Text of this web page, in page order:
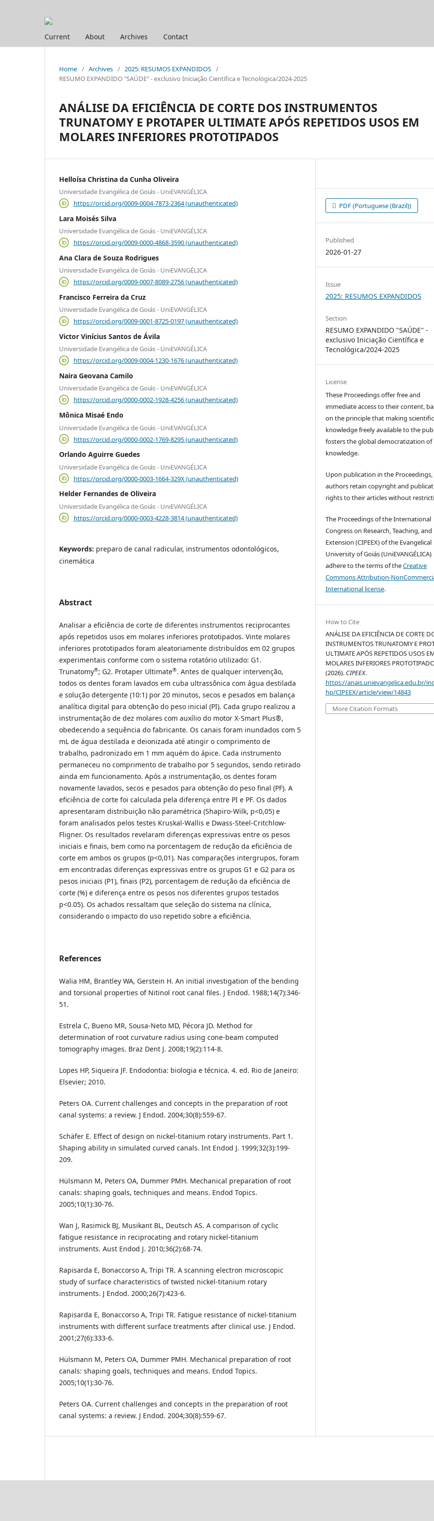
Current About Archives Contact
Home / Archives / 2025: RESUMOS EXPANDIDOS /
RESUMO EXPANDIDO "SAÚDE" - exclusivo Iniciação Científica e Tecnológica/2024-2025
ANÁLISE DA EFICIÊNCIA DE CORTE DOS INSTRUMENTOS
TRUNATOMY E PROTAPER ULTIMATE APÓS REPETIDOS USOS EM
MOLARES INFERIORES PROTOTIPADOS
Helloísa Christina da Cunha Oliveira
Universidade Evangélica de Goiás - UniEVANGÉLICA
https://orcid.org/0009-0004-7873-2364 (unauthenticated)
Lara Moisés Silva
Universidade Evangélica de Goiás - UniEVANGÉLICA
https://orcid.org/0009-0000-4868-3590 (unauthenticated)
Ana Clara de Souza Rodrigues
Universidade Evangélica de Goiás - UniEVANGÉLICA
https://orcid.org/0009-0007-8089-2756 (unauthenticated)
Francisco Ferreira da Cruz
Universidade Evangélica de Goiás - UniEVANGÉLICA
https://orcid.org/0009-0001-8725-0197 (unauthenticated)
Victor Vinícius Santos de Ávila
Universidade Evangélica de Goiás - UniEVANGÉLICA
https://orcid.org/0009-0004-1230-1676 (unauthenticated)
Naira Geovana Camilo
Universidade Evangélica de Goiás - UniEVANGÉLICA
https://orcid.org/0000-0002-1928-4256 (unauthenticated)
Mônica Misaé Endo
Universidade Evangélica de Goiás - UniEVANGÉLICA
https://orcid.org/0000-0002-1769-8295 (unauthenticated)
Orlando Aguirre Guedes
Universidade Evangélica de Goiás - UniEVANGÉLICA
https://orcid.org/0000-0003-1664-329X (unauthenticated)
Helder Fernandes de Oliveira
Universidade Evangélica de Goiás - UniEVANGÉLICA
https://orcid.org/0000-0003-4228-3814 (unauthenticated)
Keywords: preparo de canal radicular, instrumentos odontológicos,
cinemática
Abstract
Analisar a eficiência de corte de diferentes instrumentos reciprocantes
após repetidos usos em molares inferiores prototipados. Vinte molares
inferiores prototipados foram aleatoriamente distribuídos em 02 grupos
experimentais conforme com o sistema rotatório utilizado: G1.
Trunatomy®; G2. Protaper Ultimate®. Antes de qualquer intervenção,
todos os dentes foram lavados em cuba ultrassônica com água destilada
e solução detergente (10:1) por 20 minutos, secos e pesados em balança
analítica digital para obtenção do peso inicial (PI). Cada grupo realizou a
instrumentação de dez molares com auxílio do motor X-Smart Plus®,
obedecendo a sequência do fabricante. Os canais foram inundados com 5
mL de água destilada e deionizada até atingir o comprimento de
trabalho, padronizado em 1 mm aquém do ápice. Cada instrumento
permaneceu no comprimento de trabalho por 5 segundos, sendo retirado
ainda em funcionamento. Após a instrumentação, os dentes foram
novamente lavados, secos e pesados para obtenção do peso final (PF). A
eficiência de corte foi calculada pela diferença entre PI e PF. Os dados
apresentaram distribuição não paramétrica (Shapiro-Wilk, p<0,05) e
foram analisados pelos testes Kruskal-Wallis e Dwass-Steel-Critchlow-
Fligner. Os resultados revelaram diferenças expressivas entre os pesos
iniciais e finais, bem como na porcentagem de redução da eficiência de
corte em ambos os grupos (p<0,01). Nas comparações intergrupos, foram
em encontradas diferenças expressivas entre os grupos G1 e G2 para os
pesos iniciais (P1), finais (P2), porcentagem de redução da eficiência de
corte (%) e diferença entre os pesos nos diferentes grupos testados
p<0.05). Os achados ressaltam que seleção do sistema na clínica,
considerando o impacto do uso repetido sobre a eficiência.
References
Walia HM, Brantley WA, Gerstein H. An initial investigation of the bending
and torsional properties of Nitinol root canal files. J Endod. 1988;14(7):346-
51.
Estrela C, Bueno MR, Sousa-Neto MD, Pécora JD. Method for
determination of root curvature radius using cone-beam computed
tomography images. Braz Dent J. 2008;19(2):114-8.
Lopes HP, Siqueira JF. Endodontia: biologia e técnica. 4. ed. Rio de Janeiro:
Elsevier; 2010.
Peters OA. Current challenges and concepts in the preparation of root
canal systems: a review. J Endod. 2004;30(8):559-67.
Schäfer E. Effect of design on nickel-titanium rotary instruments. Part 1.
Shaping ability in simulated curved canals. Int Endod J. 1999;32(3):199-
209.
Hülsmann M, Peters OA, Dummer PMH. Mechanical preparation of root
canals: shaping goals, techniques and means. Endod Topics.
2005;10(1):30-76.
Wan J, Rasimick BJ, Musikant BL, Deutsch AS. A comparison of cyclic
fatigue resistance in reciprocating and rotary nickel-titanium
instruments. Aust Endod J. 2010;36(2):68-74.
Rapisarda E, Bonaccorso A, Tripi TR. A scanning electron microscopic
study of surface characteristics of twisted nickel-titanium rotary
instruments. J Endod. 2000;26(7):423-6.
Rapisarda E, Bonaccorso A, Tripi TR. Fatigue resistance of nickel-titanium
instruments with different surface treatments after clinical use. J Endod.
2001;27(6):333-6.
Hülsmann M, Peters OA, Dummer PMH. Mechanical preparation of root
canals: shaping goals, techniques and means. Endod Topics.
2005;10(1):30-76.
Peters OA. Current challenges and concepts in the preparation of root
canal systems: a review. J Endod. 2004;30(8):559-67.
PDF (Portuguese (Brazil))
Published
2026-01-27
Issue
2025: RESUMOS EXPANDIDOS
Section
RESUMO EXPANDIDO "SAÚDE" -
exclusivo Iniciação Científica e
Tecnológica/2024-2025
License
These Proceedings offer free and
immediate access to their content,
on the principle that making scientific
knowledge freely available to the
fosters the global democratization of
knowledge.
Upon publication in the Proceedings,
authors retain copyright and
rights to their articles without
The Proceedings of the International
Congress on Research, Teaching, and
Extension (CIPEEX) of the Evangelical
University of Goiás (UniEVANGÉLICA)
adhere to the terms of theCreative
Commons Attribution-
International license.
How to Cite
ANÁLISE DA EFICIÊNCIA DE CORTE
INSTRUMENTOS TRUNATOMY E
ULTIMATE APÓS REPETIDOS USOS
MOLARES INFERIORES
(2026). CIPEEX.
https://anais.unievangelica.edu.br/
hp/CIPEEX/article/view/14843
More Citation Formats